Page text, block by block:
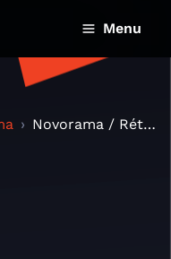
Menu
Novorama / Rétrospective 3 : Albums 2015